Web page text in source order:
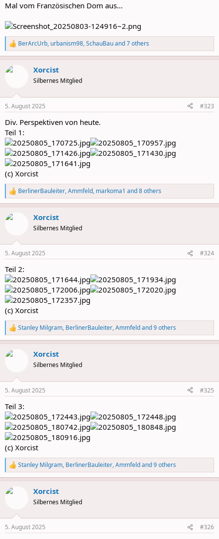
Mal vom Französischen Dom aus...
R
e
a
c
s
BerArcUrb, urbanism98,SchauBauand 7 others
Xorcist
Silbernes Mitglied
5. August 2025 #323
Div. Perspektiven von heute.
Teil 1:
(c) Xorcist
R
e
a
c
s
BerlinerBauleiter,Ammfeld, markoma1 and 8 others
Xorcist
Silbernes Mitglied
5. August 2025 #324
Teil 2:
(c) Xorcist
R
e
a
c
s
Stanley Milgram, BerlinerBauleiter,Ammfeldand 9 others
Xorcist
Silbernes Mitglied
5. August 2025 #325
Teil 3:
(c) Xorcist
R
e
a
c
s
Stanley Milgram, BerlinerBauleiter,Ammfeldand 9 others
Xorcist
Silbernes Mitglied
5. August 2025 #326